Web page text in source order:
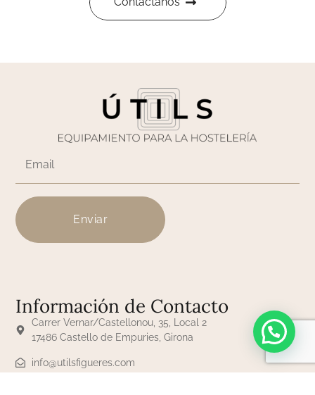
Enviar
Información de Contacto
Carrer Vernar/Castellonou, 35, Local 2
17486 Castello de Empuries, Girona
info@utilsfigueres.com